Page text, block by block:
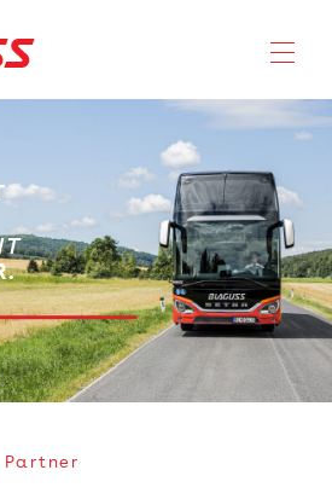
Partner